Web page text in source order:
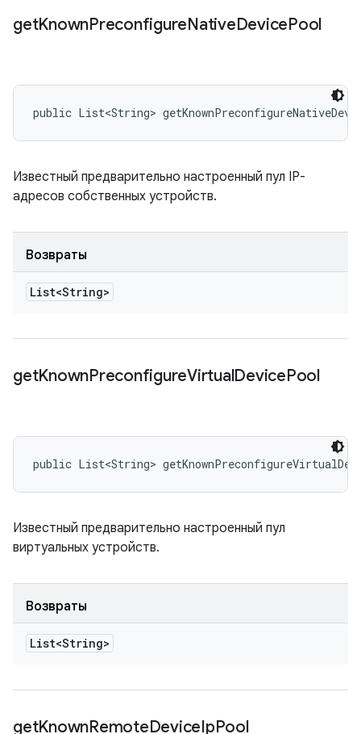
getKnownPreconfigureNativeDevicePool
public List<String>
Известный предварительно настроенный пул IP-
адресов собственных устройств.
Возвраты
List<String>
getKnownPreconfigureVirtualDevicePool
public List<String>
Известный предварительно настроенный пул
виртуальных устройств.
Возвраты
List<String>
getKnownRemoteDeviceIpPool